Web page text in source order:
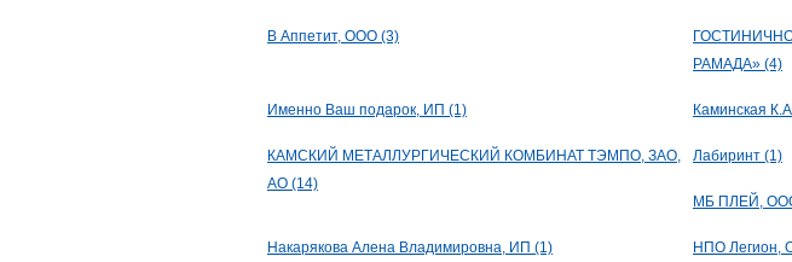
В Аппетит, ООО (3)
РАМАДА» (4)
Именно Ваш подарок, ИП (1) Каминская
КАМСКИЙ МЕТАЛЛУРГИЧЕСКИЙ КОМБИНАТ ТЭМПО, ЗАО,
АО (14)
Лабиринт (1)
МБ ПЛЕЙ,
Накарякова Алена Владимировна, ИП (1) НПО Легион,